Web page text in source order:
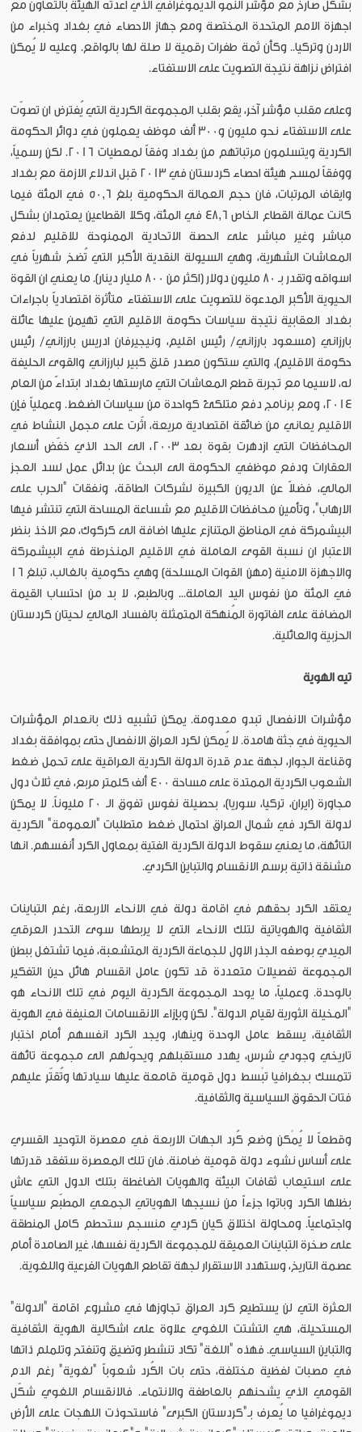
بشكل صارخ مع مؤشر النمو الديموغرافي الذي اعدته الهيئة بالتعاون مع
اجهزة الامم المتحدة المختصة ومع جهاز الاحصاء في بغداد وخبراء من
الاردن وتركيا.. وكأن ثمة طفرات رقمية لا صلة لها بالواقع. وعليه لا يُمكن
افتراض نزاهة نتيجة التصويت على الاستفتاء.
وعلى مقلب مؤشر آخر، يقع بقلب المجموعة الكردية التي يُفترض ان تصوّت
على الاستفتاء نحو مليون و300 ألف موظف يعملون في دوائر الحكومة
الكردية ويتسلمون مرتباتهم من بغداد وفقاً لمعطيات 2016. لكن رسمياً،
ووفقاً لمسح هيئة احصاء كردستان في 2013 قبل اندلاع الازمة مع بغداد
وايقاف المرتبات، فان حجم العمالة الحكومية بلغ 50,6 في المئة فيما
كانت عمالة القطاع الخاص 48,6 في المئة، وكلا القطاعين يعتمدان بشكل
مباشر وغير مباشر على الحصة الاتحادية الممنوحة للاقليم لدفع
المعاشات الشهرية، وهي السيولة النقدية الأكبر التي تُضخ شهرياً في
اسواقه وتقدر بـ 80 مليون دولار (اكثر من 800 مليار دينار). ما يعني ان القوة
الحيوية الأكبر المدعوة للتصويت على الاستفتاء متأثرة اقتصادياً باجراءات
بغداد العقابية نتيجة سياسات حكومة الاقليم التي تهيمن عليها عائلة
بارزاني (مسعود بارزاني/ رئيس اقليم، ونيجيرفان ادريس بارزاني/ رئيس
حكومة الاقليم)، والتي ستكون مصدر قلق كبير لبارزاني والقوى الحليفة
له، لاسيما مع تجربة قطع المعاشات التي مارستها بغداد ابتداءً من العام
2014، ومع برنامج دفع متلكئ كواحدة من سياسات الضغط. وعملياً فإن
الاقليم يعاني من ضائقة اقتصادية مريعة، اثّرت على مجمل النشاط في
المحافظات التي ازدهرت بقوة بعد 2003، الى الحد الذي خفّض أسعار
العقارات ودفع موظفي الحكومة الى البحث عن بدائل عمل لسد العجز
المالي، فضلاً عن الديون الكبيرة لشركات الطاقة، ونفقات "الحرب على
الارهاب"، وتأمين محافظات الاقليم مع شساعة المساحة التي تنتشر فيها
البيشمركة في المناطق المتنازع عليها اضافة الى كركوك، مع الاخذ بنظر
الاعتبار ان نسبة القوى العاملة في الاقليم المنخرطة في البيشمركة
والاجهزة الامنية (مهن القوات المسلحة) وهي حكومية بالغالب، تبلغ 16
في المئة من نفوس اليد العاملة... وبالطبع، لا بد من احتساب القيمة
المضافة على الفاتورة المُنهكة المتمثلة بالفساد المالي لحيتان كردستان
الحزبية والعائلية.
تيه الهوية
مؤشرات الانفصال تبدو معدومة. يمكن تشبيه ذلك بانعدام المؤشرات
الحيوية في جثة هامدة. لا يُمكن لكرد العراق الانفصال حتى بموافقة بغداد
وقناعة الجوار، لجهة عدم قدرة الدولة الكردية العراقية على تحمل ضغط
الشعوب الكردية الممتدة على مساحة 400 ألف كلمتر مربع، في ثلاث دول
مجاورة (ايران، تركيا، سوريا)، بحصيلة نفوس تفوق الـ 20 مليوناً. لا يمكن
لدولة الكرد في شمال العراق احتمال ضغط متطلبات "العمومة" الكردية
التائهة، ما يعني سقوط الدولة الكردية الفتية بمعاول الكرد أنفسهم. انها
مشنقة ذاتية برسم الانقسام والتباين الكردي.
يعتقد الكرد بحقهم في اقامة دولة في الانحاء الاربعة، رغم التباينات
الثقافية والهوياتية لتلك الانحاء التي لا يربطها سوى التحدر العرقي
المِيدي بوصفه الجذر الاول للجماعة الكردية المتشعبة، فيما تشتغل ببطن
المجموعة تفصيلات متعددة قد تكون عامل انقسام هائل حين التفكير
بالوحدة. وعملياً، ما يوحد المجموعة الكردية اليوم في تلك الانحاء هو
"المخيلة الثورية لقيام الدولة". لكن وبإزاء الانقسامات العنيفة في الهوية
الثقافية، يسقط عامل الوحدة وينهار، ويجد الكرد انفسهم أمام اختبار
تاريخي وجودي شرس، يهدد مستقبلهم ويحوّلهم الى مجموعة تائهة
تتمسك بجغرافيا تبْسط دول قومية قامعة عليها سيادتها وتُقتّر عليهم
فتات الحقوق السياسية والثقافية.
وقطعاً لا يُمْكن وضع كُرد الجهات الاربعة في معصرة التوحيد القسري
على أساس نشوء دولة قومية ضامنة. فان تلك المعصرة ستفقد قدرتها
على استيعاب ثقافات البيئة والهويات الضاغطة بتلك الدول التي عاش
بظلها الكرد وباتوا جزءاً من نسيجها الهوياتي الجمعي المطبّع سياسياً
واجتماعياً. ومحاولة اختلاق كيان كردي منسجم ستحطم كامل المنطقة
على صخرة التباينات العميقة للمجموعة الكردية نفسها، غير الصامدة أمام
عصمة التاريخ، وستهدد الاستقرار لجهة تقاطع الهويات الفرعية واللغوية.
العثرة التي لن يستطيع كرد العراق تجاوزها في مشروع اقامة "الدولة"
المستحيلة، هي التشتت اللغوي علاوة على اشكالية الهوية الثقافية
والتباين السياسي. فهذه "اللغة" تكاد تنشطر وتضيق وتنفتح وتلملم ذاتها
في مصبات لفظية مختلفة، حتى بات الكُرد شعوباً "لغوية" رغم الدم
القومي الذي يشحنهم بالعاطفة والانتماء. فالانقسام اللغوي شكّل
ديموغرافيا ما يُعرف بـ"كردستان الكبرى" فاستحوذت اللهجات على الأرض